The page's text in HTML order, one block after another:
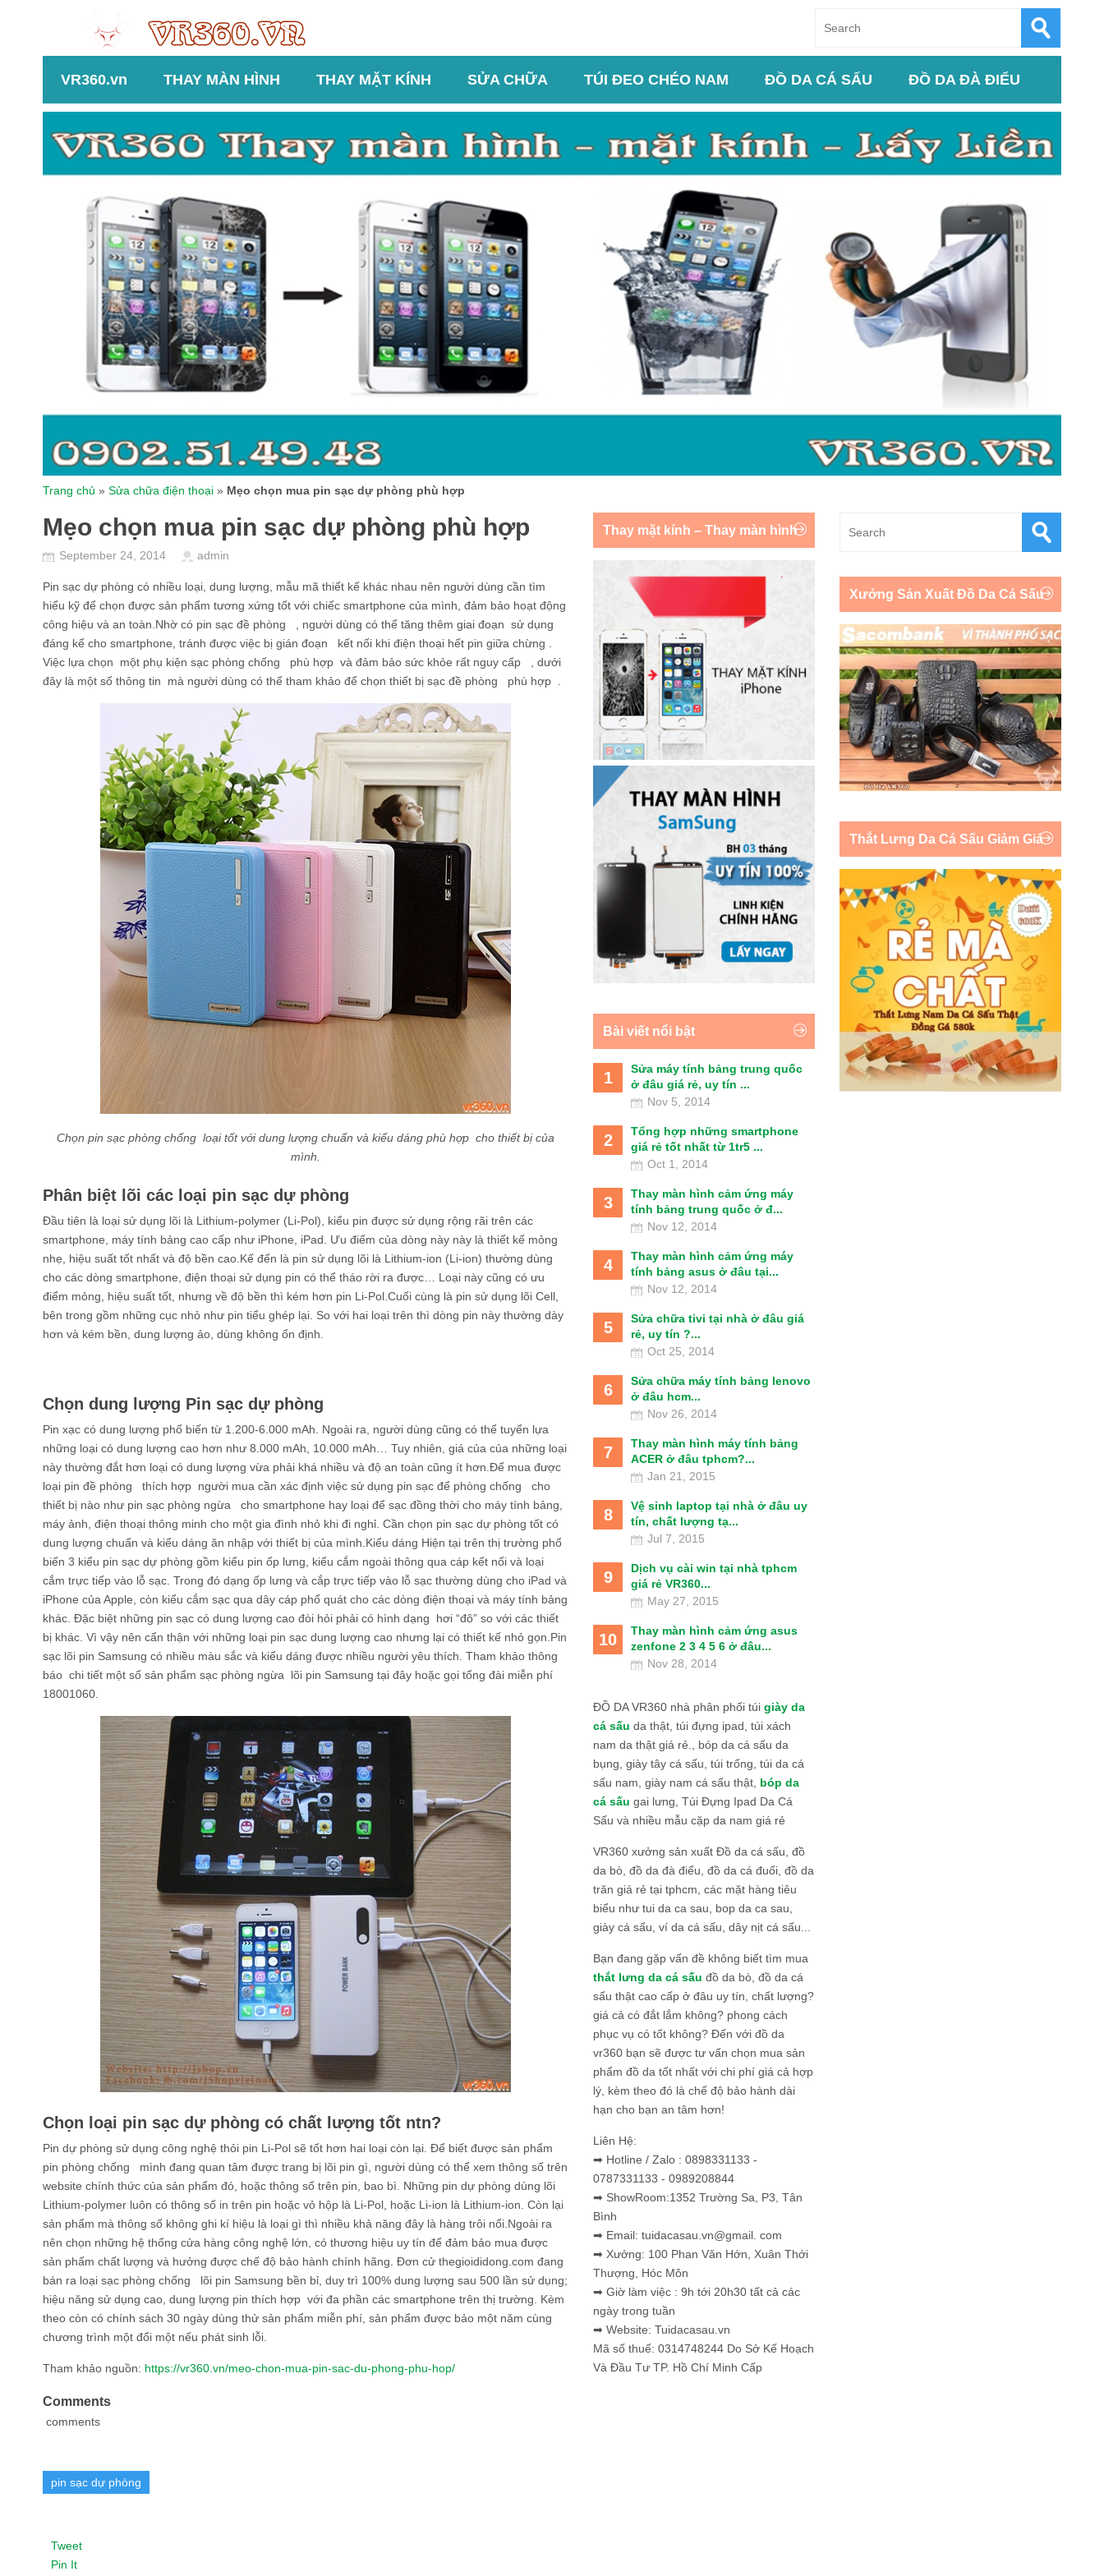
VR360.vn THAY MÀN HÌNH THAY MẶT KÍNH SỬA CHỮA TÚI ĐEO CHÉO NAM ĐỒ DA CÁ SẤU ĐỒ DA ĐÀ ĐIỂU
Trang chủ » Sửa chữa điện thoại » Mẹo chọn mua pin sạc dự phòng phù hợp
Mẹo chọn mua pin sạc dự phòng phù hợp
September 24, 2014 admin
Pin sạc dự phòng có nhiều loại, dung lượng, mẫu mã thiết kế khác nhau nên người dùng cần tìm
hiểu kỹ để chọn được sản phẩm tương xứng tốt với chiếc smartphone của mình, đảm bảo hoạt động
công hiệu và an toàn.Nhờ có pin sạc đề phòng , người dùng có thể tăng thêm giai đoạn sử dụng
đáng kể cho smartphone, tránh được việc bị gián đoạn kết nối khi điện thoại hết pin giữa chừng .
Việc lựa chọn một phụ kiện sạc phòng chống phù hợp và đảm bảo sức khỏe rất nguy cấp , dưới
đây là một số thông tin mà người dùng có thể tham khảo để chọn thiết bị sạc đề phòng phù hợp .
Chọn pin sạc phòng chống loại tốt với dung lượng chuẩn và kiểu dáng phù hợp cho thiết bị của
mình.
Phân biệt lõi các loại pin sạc dự phòng
Đầu tiên là loại sử dụng lõi là Lithium-polymer (Li-Pol), kiểu pin được sử dụng rộng rãi trên các
smartphone, máy tính bảng cao cấp như iPhone, iPad. Ưu điểm của dòng này này là thiết kế mỏng
nhẹ, hiệu suất tốt nhất và độ bền cao.Kế đến là pin sử dụng lõi là Lithium-ion (Li-ion) thường dùng
cho các dòng smartphone, điện thoại sử dụng pin có thể tháo rời ra được… Loại này cũng có ưu
điểm mỏng, hiệu suất tốt, nhưng về độ bền thì kém hơn pin Li-Pol.Cuối cùng là pin sử dụng lõi Cell,
bên trong gồm những cục nhỏ như pin tiểu ghép lại. So với hai loại trên thì dòng pin này thường dày
hơn và kém bền, dung lượng ảo, dùng không ổn định.
Chọn dung lượng Pin sạc dự phòng
Pin xạc có dung lượng phổ biến từ 1.200-6.000 mAh. Ngoài ra, người dùng cũng có thể tuyển lựa
những loại có dung lượng cao hơn như 8.000 mAh, 10.000 mAh… Tuy nhiên, giá của của những loại
này thường đắt hơn loại có dung lượng vừa phải khá nhiều và độ an toàn cũng ít hơn.Để mua được
loại pin đề phòng thích hợp người mua cần xác định việc sử dụng pin sạc để phòng chống cho
thiết bị nào như pin sạc phòng ngừa cho smartphone hay loại để sạc đồng thời cho máy tính bảng,
máy ảnh, điện thoại thông minh cho một gia đình nhỏ khi đi nghỉ. Cần chọn pin sạc dự phòng tốt có
dung lượng chuẩn và kiểu dáng ăn nhập với thiết bị của mình.Kiểu dáng Hiện tại trên thị trường phổ
biến 3 kiểu pin sạc dự phòng gồm kiểu pin ốp lưng, kiểu cắm ngoài thông qua cáp kết nối và loại
cắm trực tiếp vào lỗ sạc. Trong đó dạng ốp lưng và cắp trực tiếp vào lỗ sạc thường dùng cho iPad và
iPhone của Apple, còn kiểu cắm sạc qua dây cáp phổ quát cho các dòng điện thoại và máy tính bảng
khác. Đặc biệt những pin sạc có dung lượng cao đòi hỏi phải có hình dạng hơi “đô” so với các thiết
bị khác. Vì vậy nên cẩn thận với những loại pin sạc dung lượng cao nhưng lại có thiết kế nhỏ gọn.Pin
sạc lõi pin Samsung có nhiều màu sắc và kiểu dáng được nhiều người yêu thích. Tham khảo thông
báo chi tiết một số sản phẩm sạc phòng ngừa lõi pin Samsung tại đây hoặc gọi tổng đài miễn phí
18001060.
Chọn loại pin sạc dự phòng có chất lượng tốt ntn?
Pin dự phòng sử dụng công nghệ thỏi pin Li-Pol sẽ tốt hơn hai loại còn lại. Để biết được sản phẩm
pin phòng chống mình đang quan tâm được trang bị lõi pin gì, người dùng có thể xem thông số trên
website chính thức của sản phẩm đó, hoặc thông số trên pin, bao bì. Những pin dự phòng dùng lõi
Lithium-polymer luôn có thông số in trên pin hoặc vỏ hộp là Li-Pol, hoặc Li-ion là Lithium-ion. Còn lại
sản phẩm mà thông số không ghi kí hiệu là loại gì thì nhiều khả năng đây là hàng trôi nổi.Ngoài ra
nên chọn những hệ thống cửa hàng công nghệ lớn, có thương hiệu uy tín để đảm bảo mua được
sản phẩm chất lượng và hưởng được chế độ bảo hành chính hãng. Đơn cử thegioididong.com đang
bán ra loại sạc phòng chống lõi pin Samsung bền bỉ, duy trì 100% dung lượng sau 500 lần sử dụng;
hiệu năng sử dụng cao, dung lượng pin thích hợp với đa phần các smartphone trên thị trường. Kèm
theo còn có chính sách 30 ngày dùng thử sản phẩm miễn phí, sản phẩm được bảo một năm cùng
chương trình một đổi một nếu phát sinh lỗi.
Tham khảo nguồn: https://vr360.vn/meo-chon-mua-pin-sac-du-phong-phu-hop/
Comments
comments
pin sạc dự phòng
Tweet
Pin It
Thay mặt kính – Thay màn hình
Bài viết nổi bật
1
Sửa máy tính bảng trung quốc
ở đâu giá rẻ, uy tín ...
Nov 5, 2014
2
Tổng hợp những smartphone
giá rẻ tốt nhất từ 1tr5 ...
Oct 1, 2014
3
Thay màn hình cảm ứng máy
tính bảng trung quốc ở đ...
Nov 12, 2014
4
Thay màn hình cảm ứng máy
tính bảng asus ở đâu tại...
Nov 12, 2014
5
Sửa chữa tivi tại nhà ở đâu giá
rẻ, uy tín ?...
Oct 25, 2014
6
Sửa chữa máy tính bảng lenovo
ở đâu hcm...
Nov 26, 2014
7
Thay màn hình máy tính bảng
ACER ở đâu tphcm?...
Jan 21, 2015
8
Vệ sinh laptop tại nhà ở đâu uy
tín, chất lượng tạ...
Jul 7, 2015
9
Dịch vụ cài win tại nhà tphcm
giá rẻ VR360...
May 27, 2015
10
Thay màn hình cảm ứng asus
zenfone 2 3 4 5 6 ở đâu...
Nov 28, 2014
ĐỒ DA VR360 nhà phân phối túi giày da
cá sấu da thật, túi đựng ipad, túi xách
nam da thật giá rẻ., bóp da cá sấu da
bụng, giày tây cá sấu, túi trống, túi da cá
sấu nam, giày nam cá sấu thật, bóp da
cá sấu gai lưng, Túi Đựng Ipad Da Cá
Sấu và nhiều mẫu cặp da nam giá rẻ
VR360 xưởng sản xuất Đồ da cá sấu, đồ
da bò, đồ da đà điểu, đồ da cá đuối, đồ da
trăn giá rẻ tại tphcm, các mặt hàng tiêu
biểu như tui da ca sau, bop da ca sau,
giày cá sấu, ví da cá sấu, dây nịt cá sấu...
Bạn đang gặp vấn đề không biết tìm mua
thắt lưng da cá sấu đồ da bò, đồ da cá
sấu thật cao cấp ở đâu uy tín, chất lượng?
giá cả có đắt lắm không? phong cách
phục vụ có tốt không? Đến với đồ da
vr360 bạn sẽ được tư vấn chọn mua sản
phẩm đồ da tốt nhất với chi phí giá cả hợp
lý, kèm theo đó là chế độ bảo hành dài
hạn cho bạn an tâm hơn!
Liên Hệ:
➡ Hotline / Zalo : 0898331133 -
0787331133 - 0989208844
➡ ShowRoom:1352 Trường Sa, P3, Tân
Bình
➡ Email: tuidacasau.vn@gmail. com
➡ Xưởng: 100 Phan Văn Hớn, Xuân Thới
Thượng, Hóc Môn
➡ Giờ làm việc : 9h tới 20h30 tất cả các
ngày trong tuần
➡ Website: Tuidacasau.vn
Mã số thuế: 0314748244 Do Sở Kế Hoạch
Và Đầu Tư TP. Hồ Chí Minh Cấp
Xưởng Sản Xuất Đồ Da Cá Sấu
Thắt Lưng Da Cá Sấu Giảm Giá